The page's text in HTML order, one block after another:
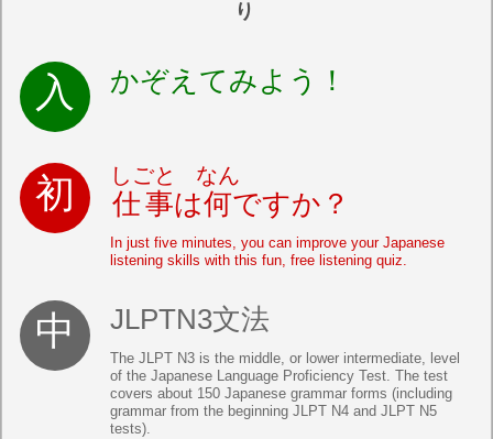
り
かぞえてみよう！
仕事
しごと
は何
なん
ですか？
In just five minutes, you can improve your Japanese
listening skills with this fun, free listening quiz.
JLPTN3文法
The JLPT N3 is the middle, or lower intermediate, level
of the Japanese Language Proficiency Test. The test
covers about 150 Japanese grammar forms (including
grammar from the beginning JLPT N4 and JLPT N5
tests).